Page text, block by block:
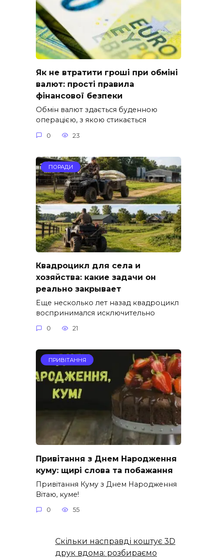
Як не втратити гроші при обміні
валют: прості правила
фінансової безпеки
Обмін валют здається буденною
операцією, з якою стикається
0 23
ПОРАДИ
Квадроцикл для села и
хозяйства: какие задачи он
реально закрывает
Еще несколько лет назад квадроцикл
воспринимался исключительно
0 21
ПРИВІТАННЯ
Привітання з Днем Народження
куму: щирі слова та побажання
Привітання Куму з Днем Народження
Вітаю, куме!
0 55
Скільки насправді коштує 3D
друк вдома: розбираємо